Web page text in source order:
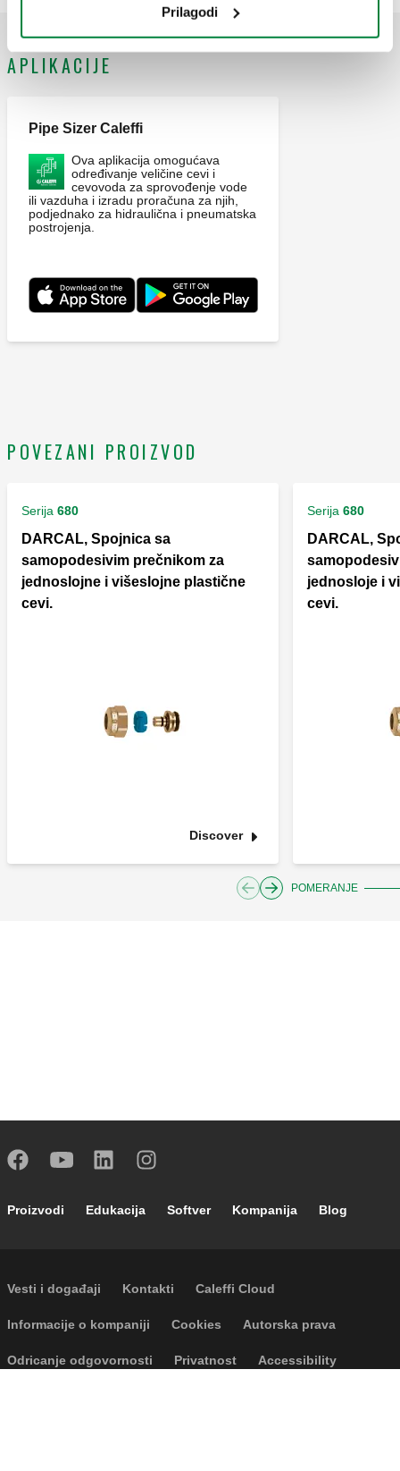
Prilagodi
APLIKACIJE
Pipe Sizer Caleffi
Ova aplikacija omogućava
određivanje veličine cevi i
cevovoda za sprovođenje vode
ili vazduha i izradu proračuna za njih,
podjednako za hidraulična i pneumatska
postrojenja.
POVEZANI PROIZVOD
Serija 680
DARCAL, Spojnica sa
samopodesivim prečnikom za
jednoslojne i višeslojne plastične
cevi.
Discover
Serija 680
DARCAL,
jednosloje i
cevi.
POMERANJE
Footer main navigation
Proizvodi Edukacija Softver Kompanija Blog
Footer secondary navigation
Vesti i događaji Kontakti Caleffi Cloud
Footer menu
Informacije o kompaniji Cookies Autorska prava
Odricanje odgovornosti Privatnost Accessibility